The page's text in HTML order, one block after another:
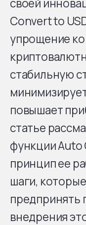
своей
Convert to
упрощение
стабильную
повышает
статье
функции Auto
принцип ее
шаги,
предпринять
внедрения